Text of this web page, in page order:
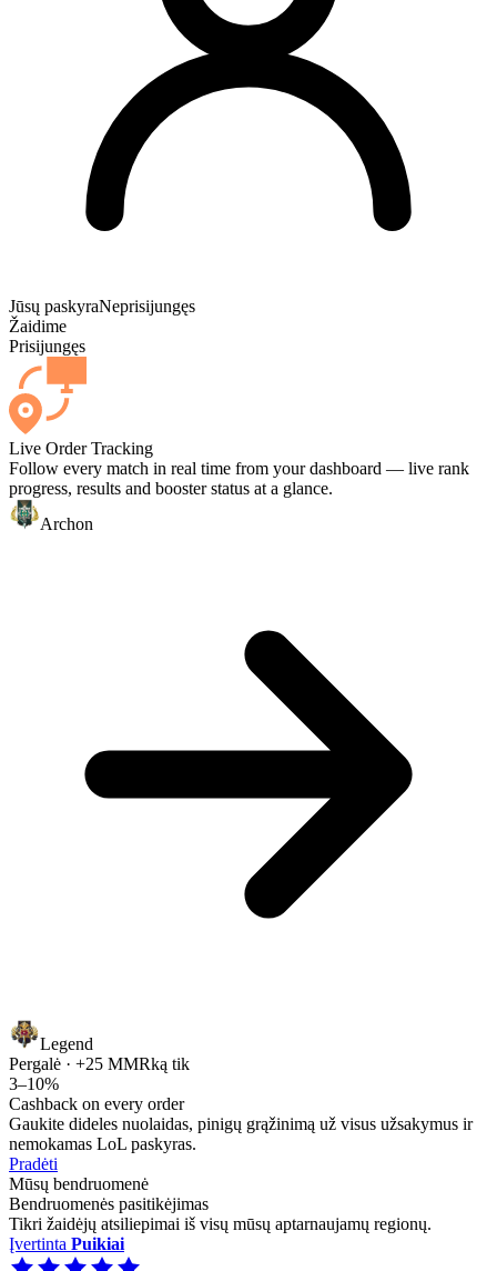
Jūsų paskyraNeprisijungęs
Žaidime
Prisijungęs
Live Order Tracking
Follow every match in real time from your dashboard — live rank
progress, results and booster status at a glance.
Archon
Legend
Pergalė · +25 MMRką tik
3–10%
Cashback on every order
Gaukite dideles nuolaidas, pinigų grąžinimą už visus užsakymus ir
nemokamas LoL paskyras.
Pradėti
Mūsų bendruomenė
Bendruomenės pasitikėjimas
Tikri žaidėjų atsiliepimai iš visų mūsų aptarnaujamų regionų.
Įvertinta Puikiai